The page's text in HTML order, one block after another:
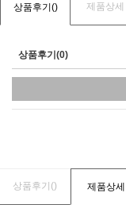
상품후기() 제품상세
상품후기(0)
상품후기() 제품상세